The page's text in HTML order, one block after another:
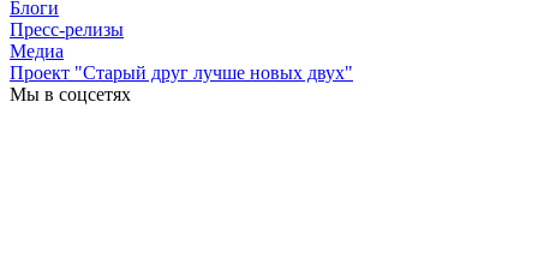
Блоги
Пресс-релизы
Медиа
Проект "Старый друг лучше новых двух"
Мы в соцсетях